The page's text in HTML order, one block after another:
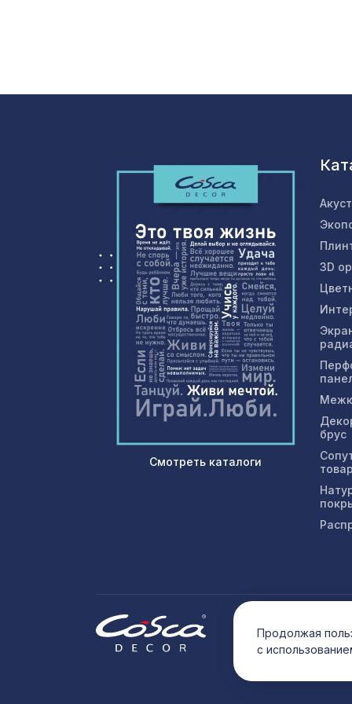
Смотреть каталоги
3D
брус
©
Продолжая
с